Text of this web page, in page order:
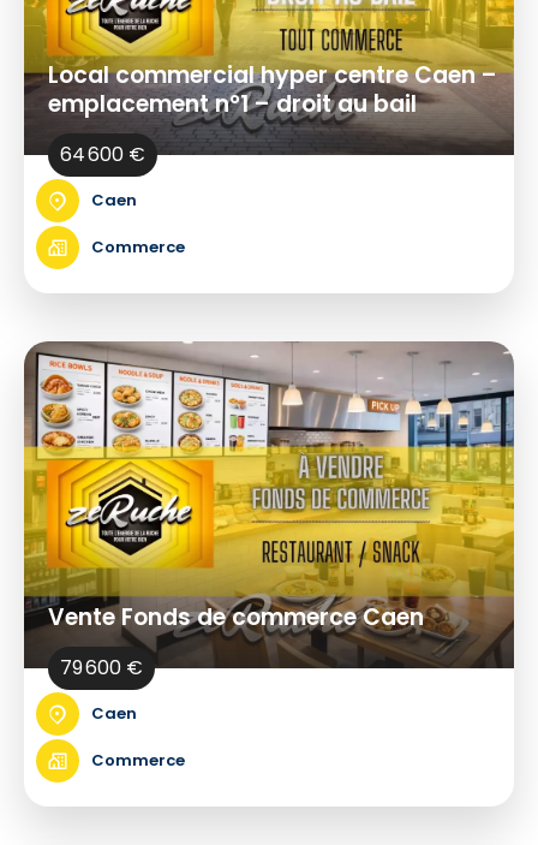
Local commercial hyper centre Caen –
emplacement n°1 – droit au bail
64 600 €
Caen
Commerce
Vente Fonds de commerce Caen
79 600 €
Caen
Commerce